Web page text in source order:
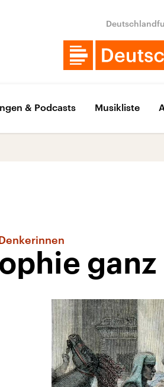
& Podcasts Musikliste